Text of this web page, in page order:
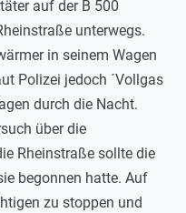
auf der B 500
unterwegs.
in seinem Wagen
Polizei jedoch ´Vollgas
durch die Nacht.
über die
Rheinstraße sollte die
begonnen hatte. Auf
zu stoppen und